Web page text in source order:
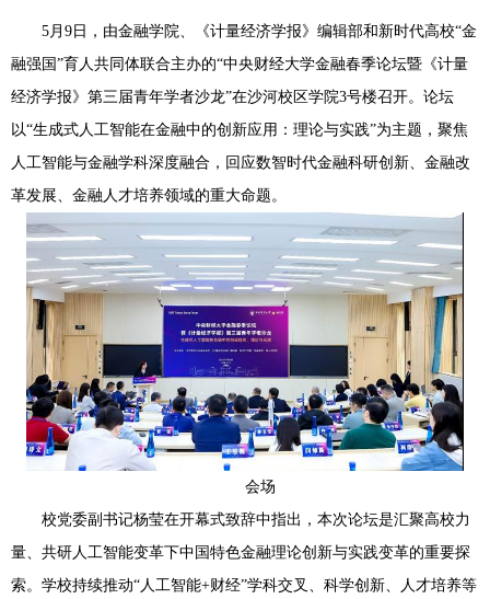
5月9日，由金融学院、《计量经济学报》编辑部和新时代高校“金
融强国”育人共同体联合主办的“中央财经大学金融春季论坛暨《计量
经济学报》第三届青年学者沙龙”在沙河校区学院3号楼召开。论坛
以“生成式人工智能在金融中的创新应用：理论与实践”为主题，聚焦
人工智能与金融学科深度融合，回应数智时代金融科研创新、金融改
革发展、金融人才培养领域的重大命题。
会场
校党委副书记杨莹在开幕式致辞中指出，本次论坛是汇聚高校力
量、共研人工智能变革下中国特色金融理论创新与实践变革的重要探
索。学校持续推动“人工智能+财经”学科交叉、科学创新、人才培养等